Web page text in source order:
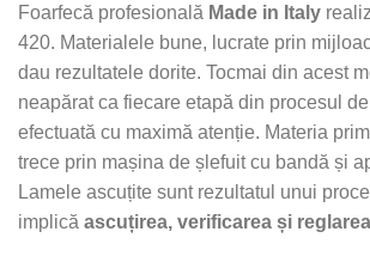
Foarfecă profesională Made in Italy
420. Materialele bune, lucrate prin
dau rezultatele dorite. Tocmai din acest
neapărat ca fiecare etapă din procesul
efectuată cu maximă atenție. Materia
trece prin mașina de șlefuit cu bandă și
Lamele ascuțite sunt rezultatul unui
implică ascuțirea, verificarea și